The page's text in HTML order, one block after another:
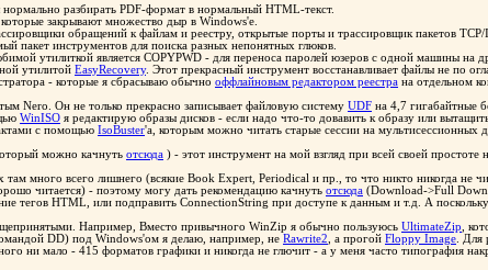
разбирать PDF-формат в нормальный HTML-текст.
, которые закрывают множество дыр в Windows'e.
обращений к файлам и реестру, открытые порты и трассировщик пакетов TCP/
инструментов для поиска разных непонятных глюков.
утилиткой является COPYPWD - для переноса паролей юзеров с одной машины на
утилитой EasyRecovery. Этот прекрасный инструмент восстанавливает файлы не по
- которые я сбрасываю обычно оффлайновым редактором реестра на отдельном
Nero. Он не только прекрасно записывает файловую систему UDF на 4,7 гигабайтные
WinISO я редактирую образы дисков - если надо что-то довавить к образу или
с помощью IsoBuster'a, которым можно читать старые сессии на мультисессионных
можно качнуть отсюда ) - этот инструмент на мой взгляд при всей своей
много всего лишнего (всякие Book Expert, Periodical и пр., то что никто никогда не
читается) - поэтому могу дать рекомендацию качнуть отсюда (Download->Full
тегов HTML, или подправить ConnectionString при доступе к данным и т.д. А
Например, Вместо привычного WinZip я обычно пользуюсь UltimateZip ,
DD) под Windows'ом я делаю, например, не Rawrite2 , а прогой Floppy Image . Для
ни мало - 415 форматов графики и никогда не глючит - а у меня часто типография